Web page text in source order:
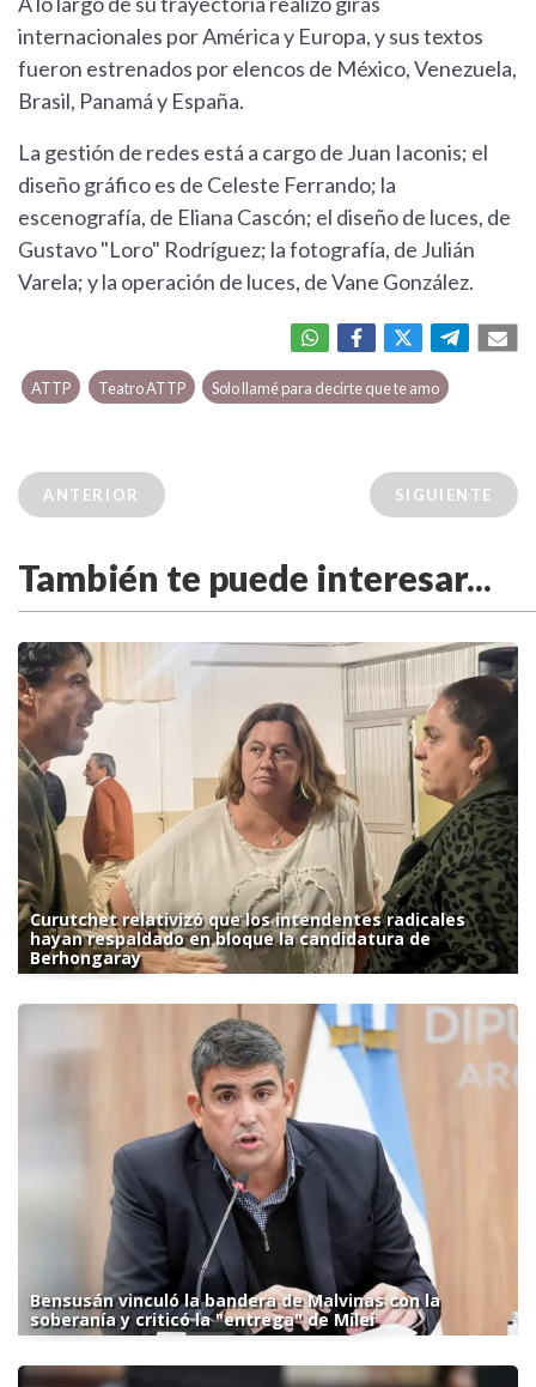
internacionales por América y Europa, y sus textos
fueron estrenados por elencos de México, Venezuela,
Brasil, Panamá y España.
La gestión de redes está a cargo de Juan Iaconis; el
diseño gráfico es de Celeste Ferrando; la
escenografía, de Eliana Cascón; el diseño de luces, de
Gustavo "Loro" Rodríguez; la fotografía, de Julián
Varela; y la operación de luces, de Vane González.
ATTP Teatro ATTP Solo llamé para decirte que te amo
ANTERIOR SIGUIENTE
También te puede interesar...
Curutchet relativizó que los intendentes radicales
hayan respaldado en bloque la candidatura de
Berhongaray
Bensusán vinculó la bandera de Malvinas con la
soberanía y criticó la "entrega" de Milei